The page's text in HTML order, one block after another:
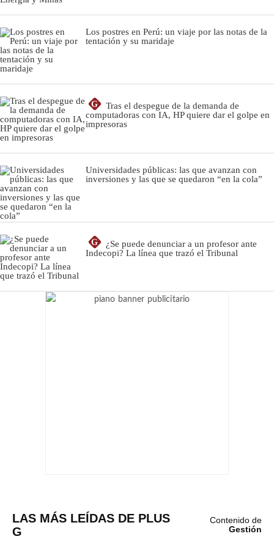
Los postres en Perú: un viaje por las notas de la
tentación y su maridaje
G
Tras el despegue de la demanda de
computadoras con IA, HP quiere dar el golpe en
impresoras
Universidades públicas: las que avanzan con
inversiones y las que se quedaron “en la cola”
G
¿Se puede denunciar a un profesor ante
Indecopi? La línea que trazó el Tribunal
LAS MÁS LEÍDAS DE PLUS
G
Contenido de
Gestión